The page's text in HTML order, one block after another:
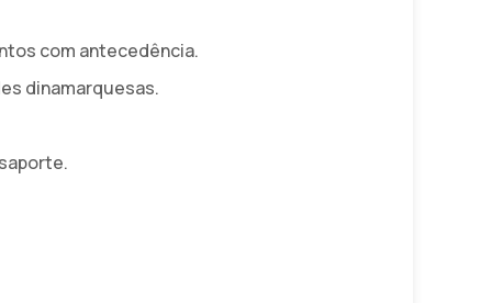
com antecedência.
dinamarquesas.